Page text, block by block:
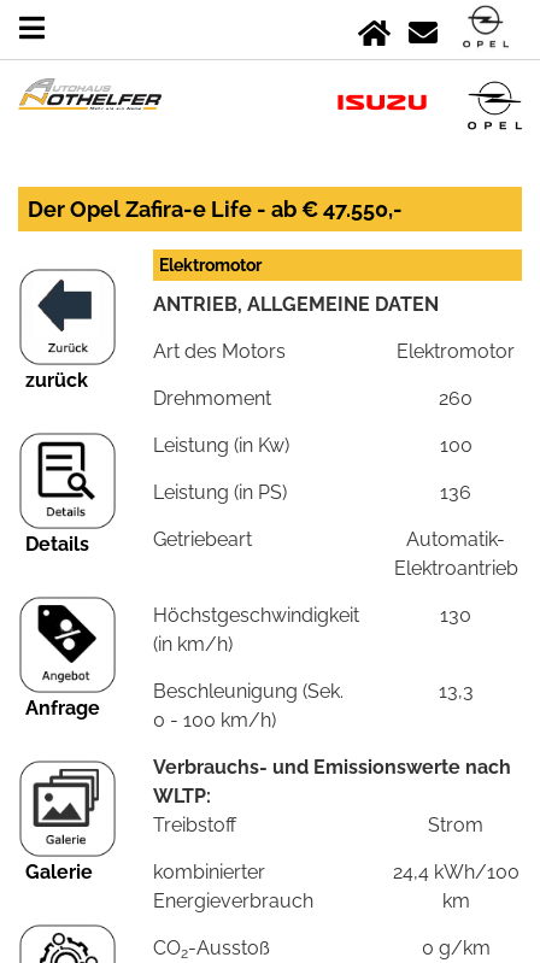
Der Opel Zafira-e Life - ab € 47.550,-
zurück
Details
Anfrage
Galerie
Elektromotor
ANTRIEB, ALLGEMEINE DATEN
Art des Motors Elektromotor
Drehmoment 260
Leistung (in Kw) 100
Leistung (in PS) 136
Getriebeart
Automatik-
Elektroantrieb
Höchstgeschwindigkeit
(in km/h)
130
Beschleunigung (Sek.
0 - 100 km/h)
13,3
Verbrauchs- und Emissionswerte nach
WLTP:
Treibstoff
Strom
kombinierter
Energieverbrauch
24,4 kWh/100
km
CO2-Ausstoß 0 g/km